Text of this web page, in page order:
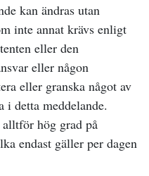
kan ändras utan
inte annat krävs enligt
eller den
eller någon
eller granska något av
i detta meddelande.
hög grad på
endast gäller per dagen